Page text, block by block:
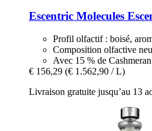
Escentric Molecules
Profil olfactif : boisé,
Composition olfactive
Avec 15 % de Cashmeran
€ 156,29 (€ 1.562,90 / L)
Livraison gratuite jusqu’au 13